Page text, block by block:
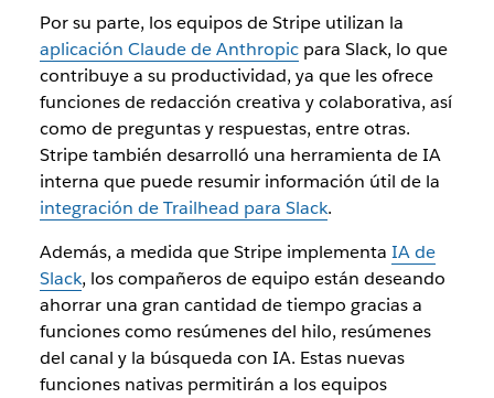
Por su parte, los equipos de Stripe utilizan la
aplicación Claude de Anthropic para Slack, lo que
contribuye a su productividad, ya que les ofrece
funciones de redacción creativa y colaborativa, así
como de preguntas y respuestas, entre otras.
Stripe también desarrolló una herramienta de IA
interna que puede resumir información útil de la
integración de Trailhead para Slack.
Además, a medida que Stripe implementa IA de
Slack, los compañeros de equipo están deseando
ahorrar una gran cantidad de tiempo gracias a
funciones como resúmenes del hilo, resúmenes
del canal y la búsqueda con IA. Estas nuevas
funciones nativas permitirán a los equipos